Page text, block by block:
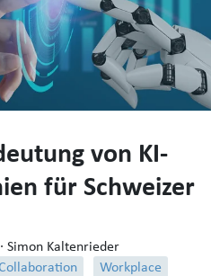
von KI-
für Schweizer
· Simon Kaltenrieder
Workplace